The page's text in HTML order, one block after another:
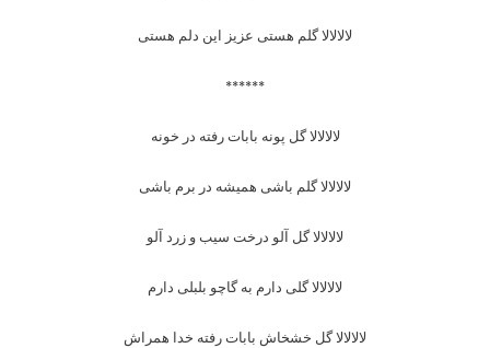
لالالالا گلم هستی عزیز این دلم هستی
******
لالالالا گل پونه بابات رفته در خونه
لالالالا گلم باشی همیشه در برم باشی
لالالالا گل آلو درخت سیب و زرد آلو
لالالالا گلی دارم به گاچو بلبلی دارم
لالالالا گل خشخاش بابات رفته خدا همراش